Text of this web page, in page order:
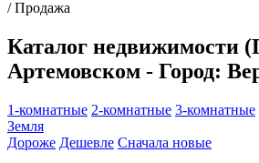
/Продажа
Каталог недвижимости
Артемовском - Город:
1-комнатные 2-комнатные 3-комнатные
Земля
Дороже Дешевле Сначала новые